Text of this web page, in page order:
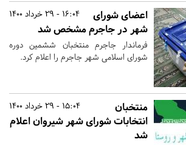
16:04 - 29 خرداد 1400
اعضای شورای
شهر در جاجرم مشخص شد
فرماندار جاجرم منتخبان ششمین دوره
شورای اسلامی شهر جاجرم را اعلام کرد.
15:04 - 29 خرداد 1400
منتخبان
انتخابات شورای شهر شیروان اعلام
شد